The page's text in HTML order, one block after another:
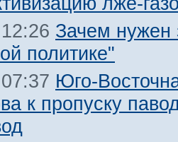
Зачем нужен
политике"
Юго-
к пропуску